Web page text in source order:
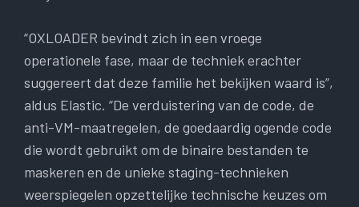
“OXLOADER bevindt zich in een vroege
operationele fase, maar de techniek erachter
suggereert dat deze familie het bekijken waard is”,
aldus Elastic. “De verduistering van de code, de
anti-VM-maatregelen, de goedaardig ogende code
die wordt gebruikt om de binaire bestanden te
maskeren en de unieke staging-technieken
weerspiegelen opzettelijke technische keuzes om